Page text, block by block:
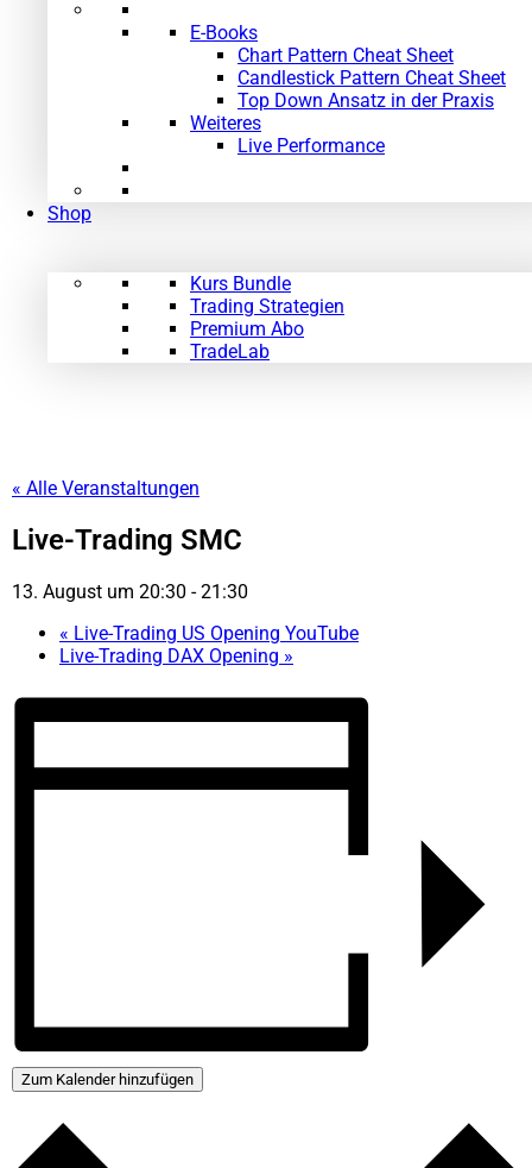
E-Books
Chart Pattern Cheat Sheet
Candlestick Pattern Cheat Sheet
Top Down Ansatz in der Praxis
Weiteres
Live Performance
Shop
Kurs Bundle
Trading Strategien
Premium Abo
TradeLab
« Alle Veranstaltungen
Live-Trading SMC
13. August um 20:30 -21:30
« Live-Trading US Opening YouTube
Live-Trading DAX Opening »
Zum Kalender hinzufügen